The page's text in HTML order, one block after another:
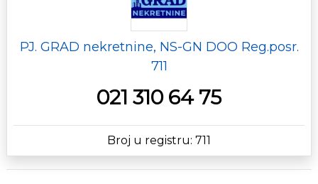
PJ. GRAD nekretnine, NS-GN DOO Reg.posr.
711
021 310 64 75
Broj u registru: 711